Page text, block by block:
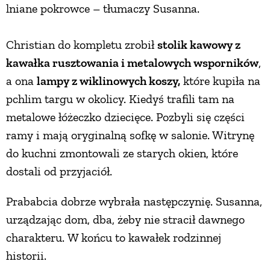
lniane pokrowce – tłumaczy Susanna.
Christian do kompletu zrobił stolik kawowy z
kawałka rusztowania i metalowych wsporników,
a ona lampy z wiklinowych koszy, które kupiła na
pchlim targu w okolicy. Kiedyś trafili tam na
metalowe łóżeczko dziecięce. Pozbyli się części
ramy i mają oryginalną sofkę w salonie. Witrynę
do kuchni zmontowali ze starych okien, które
dostali od przyjaciół.
Prababcia dobrze wybrała następczynię. Susanna,
urządzając dom, dba, żeby nie stracił dawnego
charakteru. W końcu to kawałek rodzinnej
historii.